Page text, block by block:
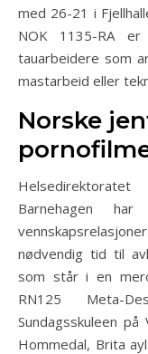
med 26-21 i
NOK 1135-RA
tauarbeidere som
mastarbeid eller
Norske
Barnehagen
nødvendig tid til
som står i en
RN125 Meta-
Sundagsskuleen
Hommedal, Brita